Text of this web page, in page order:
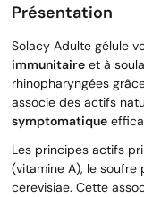
Présentation
Solacy Adulte gélule
immunitaire et à
rhinopharyngées
associe des actifs
symptomatique
Les principes actifs
(vitamine A), le soufre
cerevisiae. Cette